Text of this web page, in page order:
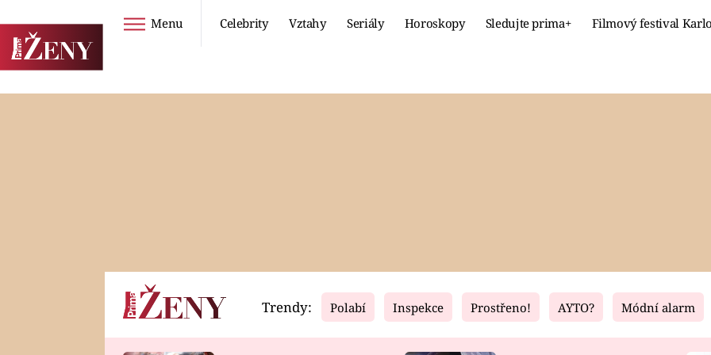
Menu Celebrity Vztahy Seriály Horoskopy Sledujte prima+ Filmový festival
Horoskopy Video Fresh Living
Trendy: Polabí Inspekce Prostřeno! AYTO? Módní alarm